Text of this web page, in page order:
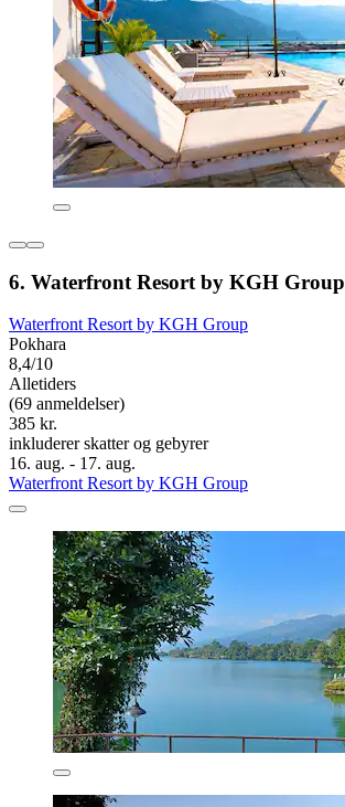
6. Waterfront Resort by KGH Group
Waterfront Resort by KGH Group
Pokhara
8,4/10
Alletiders
(69 anmeldelser)
385 kr.
inkluderer skatter og gebyrer
16. aug. - 17. aug.
Waterfront Resort by KGH Group